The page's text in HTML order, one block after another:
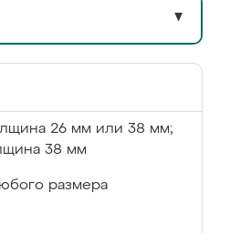
▼
26 мм или 38 мм;
38 мм
размера